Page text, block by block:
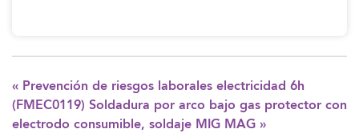
« Prevención de riesgos laborales electricidad 6h
(FMEC0119) Soldadura por arco bajo gas protector con
electrodo consumible, soldaje MIG MAG »